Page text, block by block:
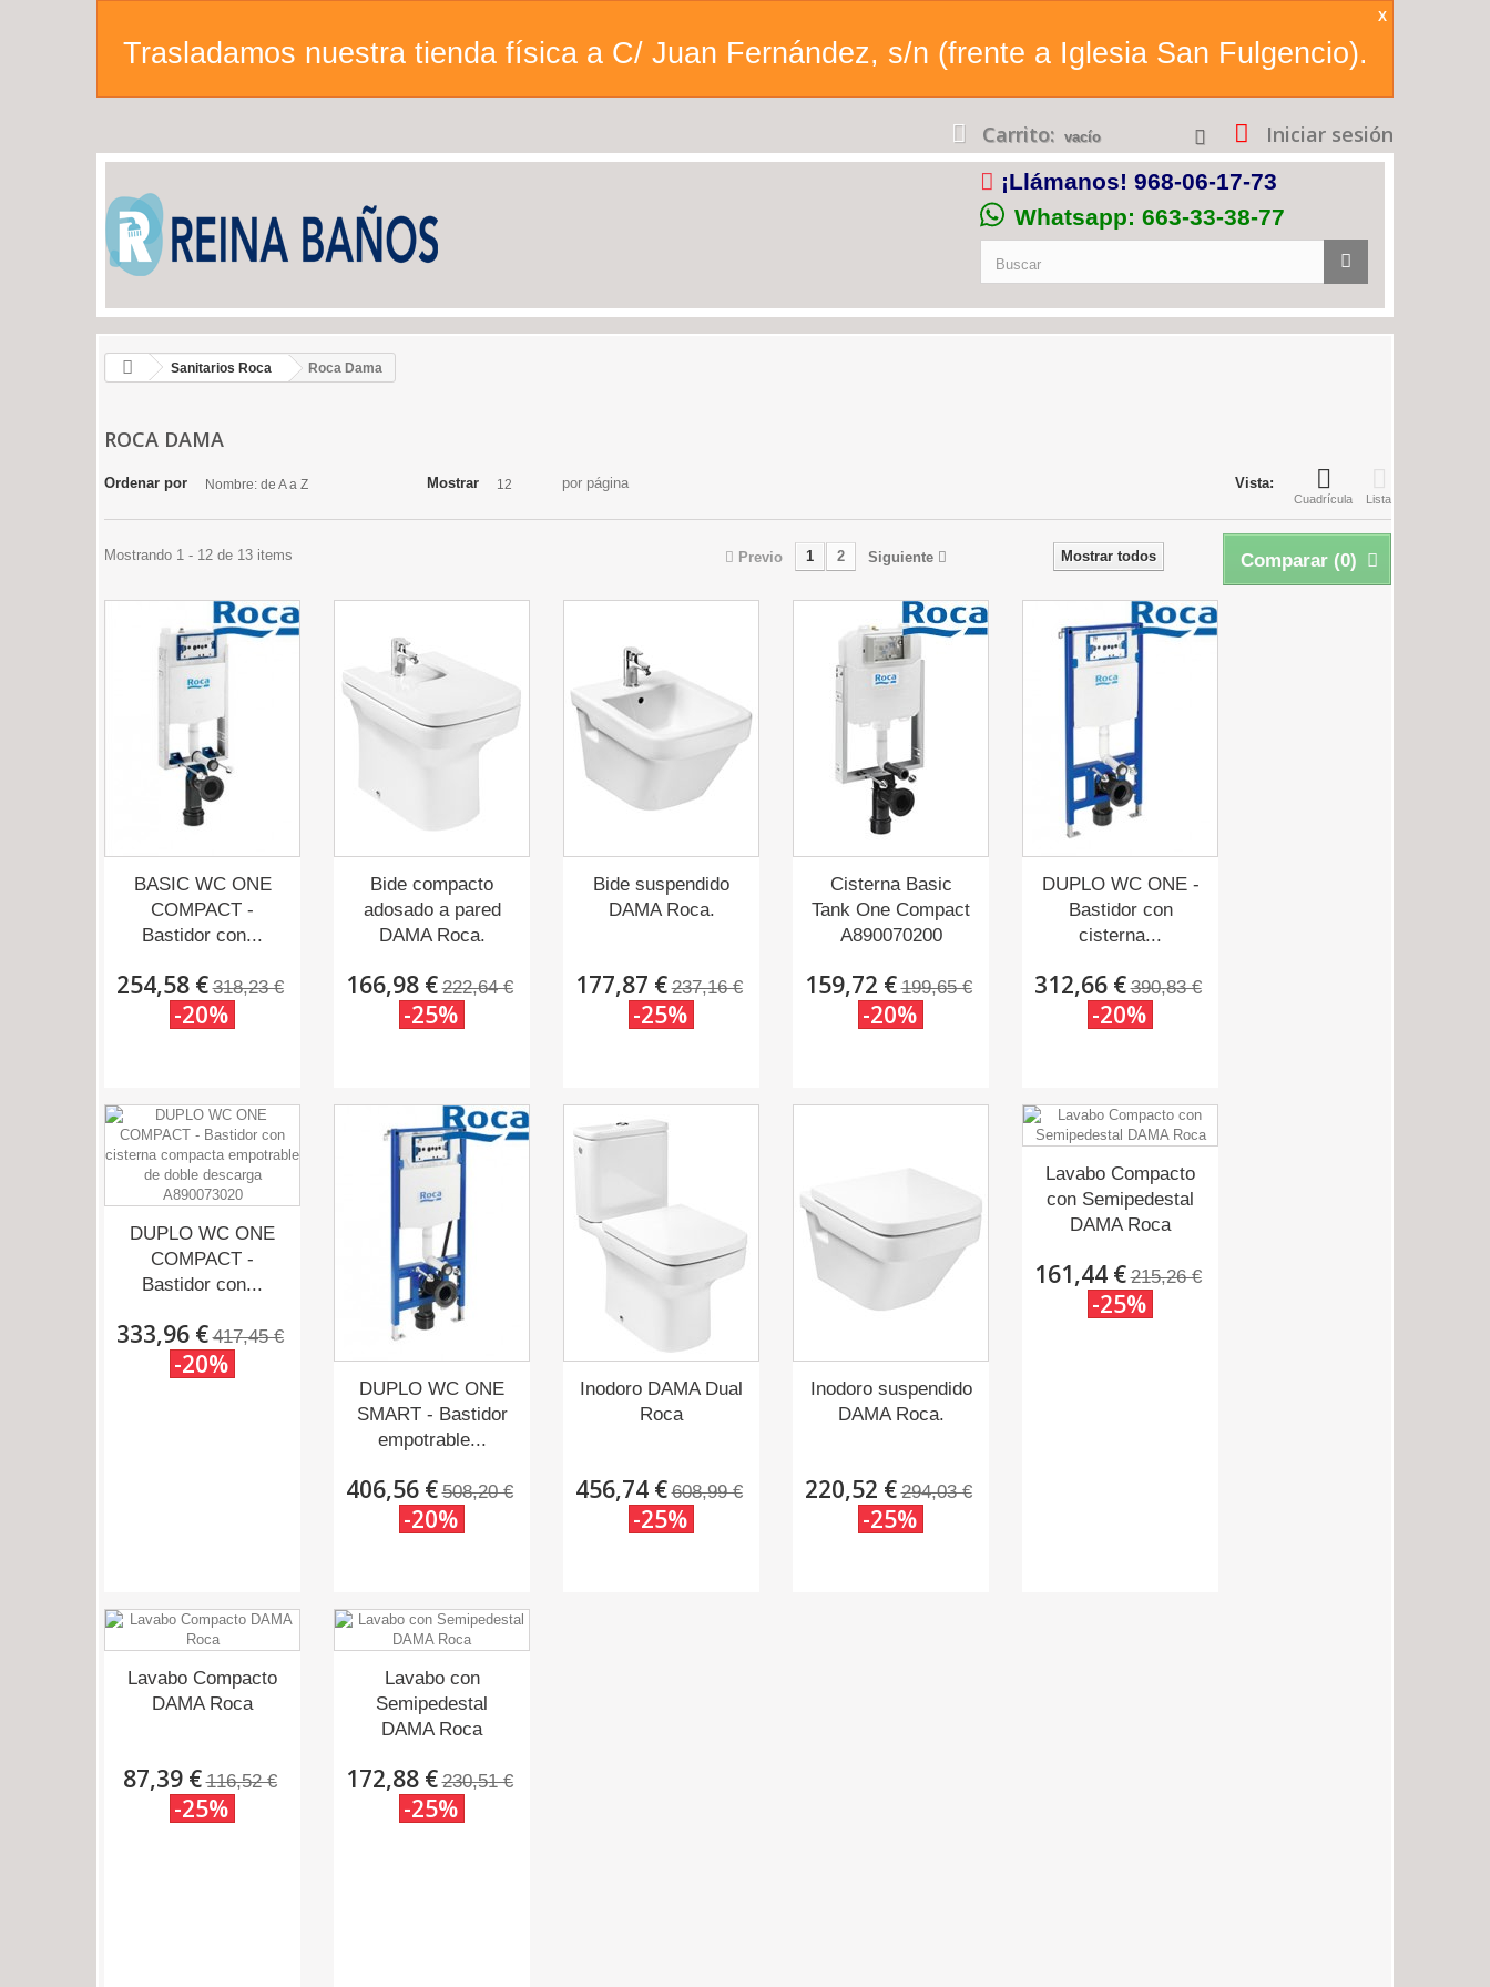
Trasladamos nuestra tienda física a C/ Juan Fernández, s/n (frente a Iglesia San Fulgencio).
X
Iniciar sesión
Carrito: vacío
¡Llámanos! 968-06-17-73
Whatsapp: 663-33-38-77
Sanitarios Roca Roca Dama
ROCA DAMA
Vista:
Cuadrícula Lista
Ordenar por Nombre: de A a Z Mostrar 12 por página
Comparar (0)
Mostrar todos
Previo 1 2 Siguiente
Mostrando 1 - 12 de 13 items
BASIC WC ONE
COMPACT -
Bastidor con...
254,58 € 318,23 €
-20%
Bide compacto
adosado a pared
DAMA Roca.
166,98 € 222,64 €
-25%
Bide suspendido
DAMA Roca.
177,87 € 237,16 €
-25%
Cisterna Basic
Tank One Compact
A890070200
159,72 € 199,65 €
-20%
DUPLO WC ONE -
Bastidor con
cisterna...
312,66 € 390,83 €
-20%
DUPLO WC ONE
COMPACT -
Bastidor con...
333,96 € 417,45 €
-20%
DUPLO WC ONE
SMART - Bastidor
empotrable...
406,56 € 508,20 €
-20%
Inodoro DAMA Dual
Roca
456,74 € 608,99 €
-25%
Inodoro suspendido
DAMA Roca.
220,52 € 294,03 €
-25%
Lavabo Compacto
con Semipedestal
DAMA Roca
161,44 € 215,26 €
-25%
Lavabo Compacto
DAMA Roca
87,39 € 116,52 €
-25%
Lavabo con
Semipedestal
DAMA Roca
172,88 € 230,51 €
-25%